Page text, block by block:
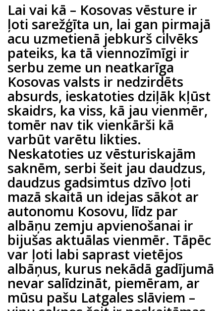
Lai vai kā – Kosovas vēsture ir
ļoti sarežģīta un, lai gan pirmajā
acu uzmetienā jebkurš cilvēks
pateiks, ka tā viennozīmīgi ir
serbu zeme un neatkarīga
Kosovas valsts ir nedzirdēts
absurds, ieskatoties dziļāk kļūst
skaidrs, ka viss, kā jau vienmēr,
tomēr nav tik vienkārši kā
varbūt varētu likties.
Neskatoties uz vēsturiskajām
saknēm, serbi šeit jau daudzus,
daudzus gadsimtus dzīvo ļoti
mazā skaitā un idejas sākot ar
autonomu Kosovu, līdz par
albāņu zemju apvienošanai ir
bijušas aktuālas vienmēr. Tāpēc
var ļoti labi saprast vietējos
albāņus, kurus nekādā gadījumā
nevar salīdzināt, piemēram, ar
mūsu pašu Latgales slāviem –